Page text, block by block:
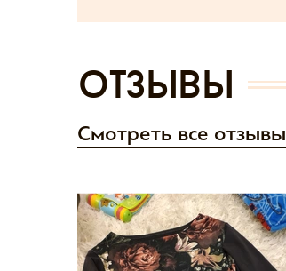
отзывы
Смотреть все отзывы